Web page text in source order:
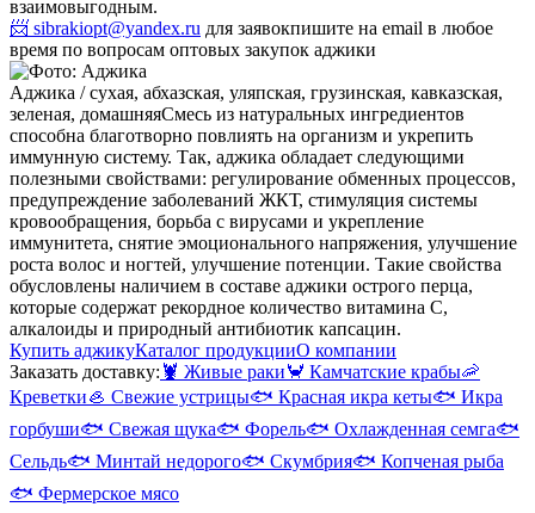
взаимовыгодным.
📨 sibrakiopt@yandex.ru для заявокпишите на email в любое
время по вопросам оптовых закупок аджики
Аджика / сухая, абхазская, уляпская, грузинская, кавказская,
зеленая, домашняяСмесь из натуральных ингредиентов
способна благотворно повлиять на организм и укрепить
иммунную систему. Так, аджика обладает следующими
полезными свойствами: регулирование обменных процессов,
предупреждение заболеваний ЖКТ, стимуляция системы
кровообращения, борьба с вирусами и укрепление
иммунитета, снятие эмоционального напряжения, улучшение
роста волос и ногтей, улучшение потенции. Такие свойства
обусловлены наличием в составе аджики острого перца,
которые содержат рекордное количество витамина С,
алкалоиды и природный антибиотик капсацин.
Купить аджикуКаталог продукцииО компании
Заказать доставку: 🦞 Живые раки🦀 Камчатские крабы🦐
Креветки🦪 Свежие устрицы🐟 Красная икра кеты🐟 Икра
горбуши🐟 Свежая щука🐟 Форель🐟 Охлажденная семга🐟
Сельдь🐟 Минтай недорого🐟 Скумбрия🐟 Копченая рыба
🐟 Фермерское мясо